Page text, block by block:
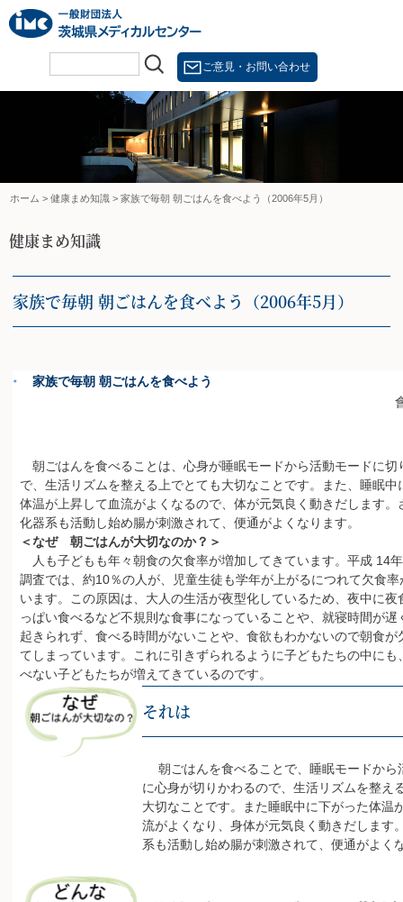
Skip
to
content
ご意見・お問い合わせ
ホーム > 健康まめ知識 > 家族で毎朝 朝ごはんを食べよう（2006年5月）
健康まめ知識
家族で毎朝 朝ごはんを食べよう（2006年5月）
家族で毎朝 朝ごはんを食べよう
朝ごはんを食べることは、心身が睡眠モードから活動モードに切
で、生活リズムを整える上でとても大切なことです。また、睡眠中
体温が上昇して血流がよくなるので、体が元気良く動きだします。
化器系も活動し始め腸が刺激されて、便通がよくなります。
＜なぜ 朝ごはんが大切なのか？＞
人も子どもも年々朝食の欠食率が増加してきています。平成 14
調査では、約10％の人が、児童生徒も学年が上がるにつれて欠食率
います。この原因は、大人の生活が夜型化しているため、夜中に夜
っぱい食べるなど不規則な食事になっていることや、就寝時間が遅
起きられず、食べる時間がないことや、食欲もわかないので朝食が
てしまっています。これに引きずられるように子どもたちの中にも
べない子どもたちが増えてきているのです。
それは
朝ごはんを食べることで、睡眠モードから
に心身が切りかわるので、生活リズムを整え
大切なことです。また睡眠中に下がった体温
流がよくなり、身体が元気良く動きだします
系も活動し始め腸が刺激されて、便通がよく